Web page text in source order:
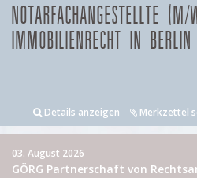
NOTARFACHANGESTELLTE
IMMOBILIENRECHT IN BERLIN
Details anzeigen Merkzettel
03. August 2026
GÖRG Partnerschaft von